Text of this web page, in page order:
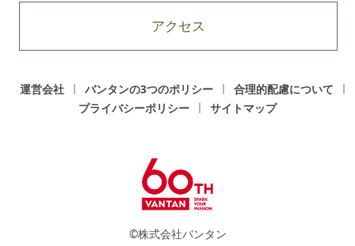
アクセス
運営会社 バンタンの3つのポリシー
合理的配慮について
プライバシーポリシー
サイトマップ
©株式会社バンタン